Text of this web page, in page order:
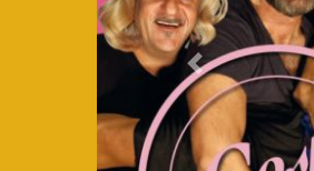
Previous